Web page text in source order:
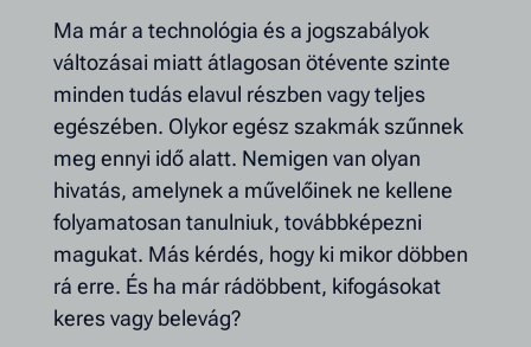
Ma már a technológia és a jogszabályok
változásai miatt átlagosan ötévente szinte
minden tudás elavul részben vagy teljes
egészében. Olykor egész szakmák szűnnek
meg ennyi idő alatt. Nemigen van olyan
hivatás, amelynek a művelőinek ne kellene
folyamatosan tanulniuk, továbbképezni
magukat. Más kérdés, hogy ki mikor döbben
rá erre. És ha már rádöbbent, kifogásokat
keres vagy belevág?